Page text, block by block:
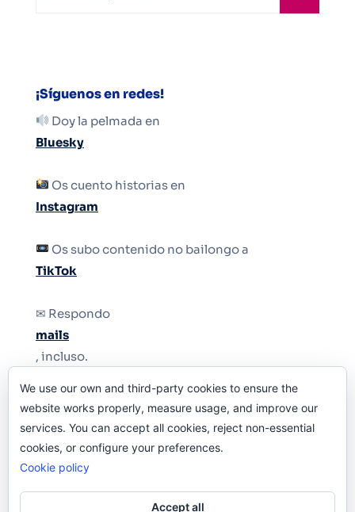
¡Síguenos en redes!
Doy la pelmada en
Bluesky
Os cuento historias en
Instagram
Os subo contenido no bailongo a
TikTok
✉ Respondo
mails
, incluso.
Y si una persona no puede tener teléfono, que
le quiten el teléfono.
We use our own and third-party cookies to ensure the
website works properly, measure usage, and improve our
services. You can accept all cookies, reject non-essential
cookies, or configure your preferences.
Cookie policy
Accept all